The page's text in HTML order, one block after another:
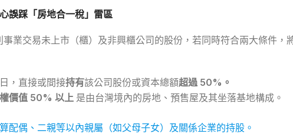
誤踩「房地合一稅」雷區
業交易未上市（櫃）及非興櫃公司的股份，若同時符合兩大條件，
，直接或間接持有該公司股份或資本總額超過 50%。
價值 50% 以上 是由台灣境內的房地、預售屋及其坐落基地構成。
配偶、二親等以內親屬（如父母子女）及關係企業的持股。